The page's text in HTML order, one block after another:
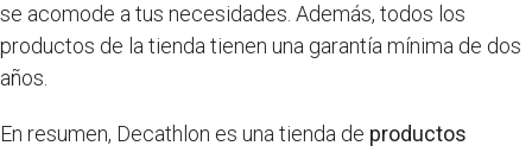
se acomode a tus necesidades. Además, todos los
productos de la tienda tienen una garantía mínima de dos
años.
En resumen, Decathlon es una tienda de productos